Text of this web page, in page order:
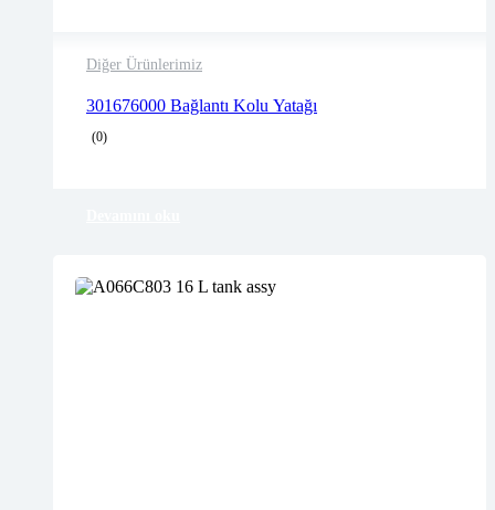
Diğer Ürünlerimiz
301676000 Bağlantı Kolu Yatağı
(0)
Delivery time: 1-2 business days